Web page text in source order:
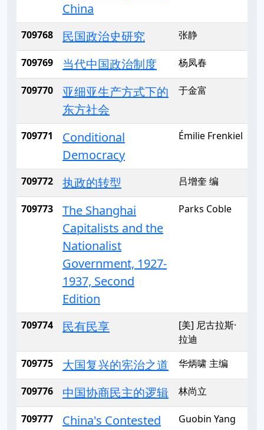
China
709768 民国政治史研究 张静
709769 当代中国政治制度 杨凤春
709770
亚细亚生产方式下的
东方社会
于金富
709771
Conditional
Democracy
Émilie Frenkiel
709772 执政的转型 吕增奎 编
709773
The Shanghai
Capitalists and the
Nationalist
Government, 1927-
1937, Second
Edition
Parks Coble
709774 民有民享
[美] 尼古拉斯·
拉迪
709775
大国复兴的宪治之道 华炳啸 主编
709776 中国协商民主的逻辑 林尚立
709777 China's Contested Guobin Yang